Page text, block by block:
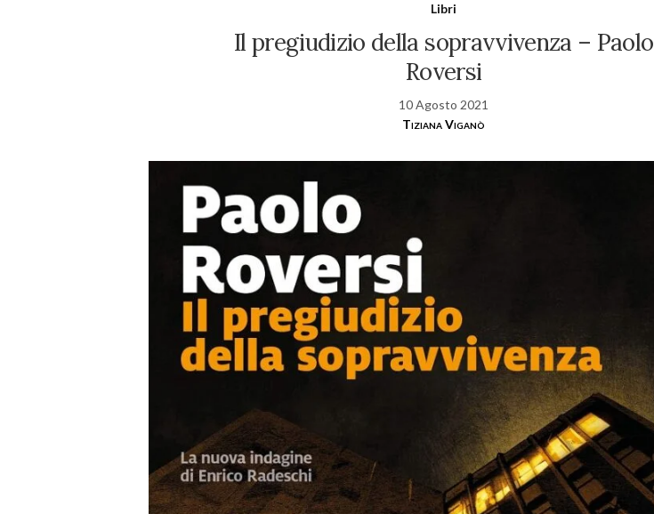
Libri
Il pregiudizio della sopravvivenza – Paolo
Roversi
10 Agosto 2021
Tiziana Viganò